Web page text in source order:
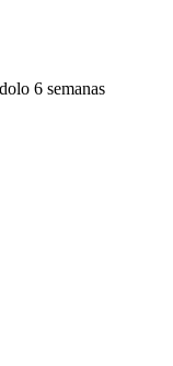
6 semanas